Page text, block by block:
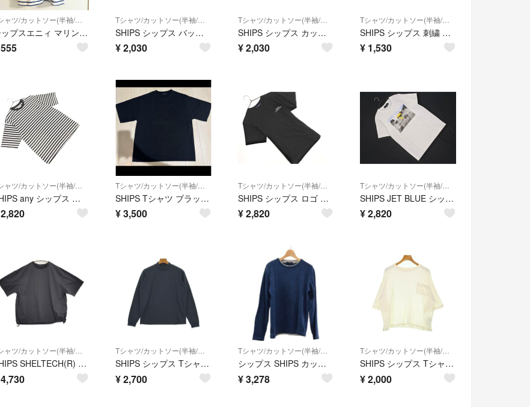
Tシャツ/カットソー(半袖/袖なし)
シップスエニィ マリンボーダードルマンTシャツ メンズMサイズ
555
Tシャツ/カットソー(半袖/袖なし)
SHIPS シップス バックプリント ロゴ Tシャツ sizeONE/ベージュ ■◆ メンズ
¥2,030
Tシャツ/カットソー(半袖/袖なし)
SHIPS シップス カットソー sizeL/紺 ■◆ メンズ
¥2,030
Tシャツ/カットソー(半袖/袖なし)
SHIPS シップス 刺繍 Tシャツ sizeS/グレー ■◆ メンズ
¥ 1,530
Tシャツ/カットソー(半袖/袖なし)
SHIPS any シップス ボーダー カットソー sizeM/黒ｘ白 ■◆ メンズ
2,820
Tシャツ/カットソー(半袖/袖なし)
SHIPS Tシャツ ブラック S
¥3,500
Tシャツ/カットソー(半袖/袖なし)
SHIPS シップス ロゴ 刺繍 Tシャツ sizeS/黒 ■◆ メンズ
¥2,820
Tシャツ/カットソー(半袖/袖なし)
SHIPS JET BLUE シップスジェットブルー プリント Tシャツ sizeS/白 ■◆ メンズ
¥2,820
Tシャツ/カットソー(半袖/袖なし)
SHIPS SHELTECH(R) プルオーバースピンドルTシャツ 遮熱/吸水速乾/接触冷感 半袖Ｔシャツ カットソー 24SS ブラック メンズ シップス【中古】6-0630S♪
4,730
Tシャツ/カットソー(半袖/袖なし)
SHIPS シップス Tシャツ・カットソー M 紺 【古着】【中古】【送料無料】
¥2,700
Tシャツ/カットソー(半袖/袖なし)
シップス SHIPS カットソー 112-00-0185 ネイビー メンズ
¥3,278
Tシャツ/カットソー(半袖/袖なし)
SHIPS シップス Tシャツ・カットソー XL 白 【古着】【中古】【送料無料】
¥2,000